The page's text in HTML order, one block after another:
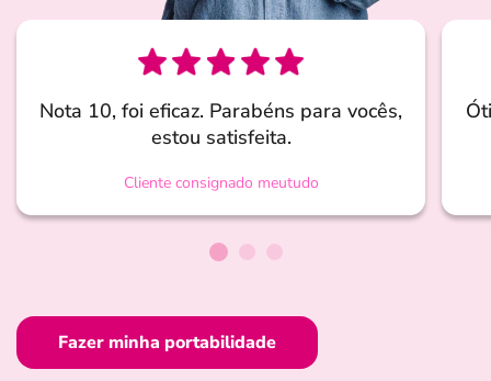
Nota 10, foi eficaz. Parabéns para vocês,
estou satisfeita.
Cliente consignado meutudo
Fazer minha portabilidade